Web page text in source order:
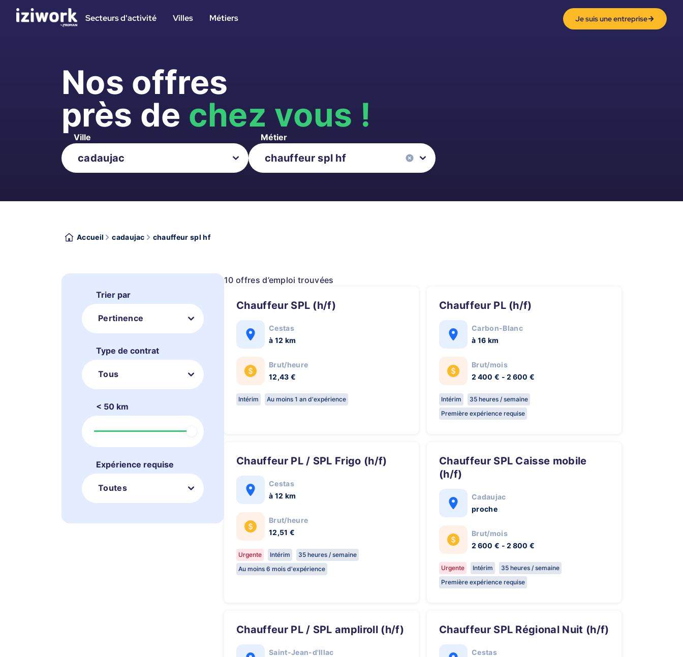
Secteurs d'activité Villes Métiers Je suis une entreprise
Nos offres
près de chez vous !
Ville Métier
Accueil cadaujac chauffeur spl hf
Trier par
Pertinence
Type de contrat
Tous
< 50 km
Expérience requise
Toutes
10 offres d’emploi trouvées
Chauffeur SPL (h/f)
Cestas
à 12 km
Brut/heure
12,43 €
Intérim Au moins 1 an d'expérience
Chauffeur PL (h/f)
Carbon-Blanc
à 16 km
Brut/mois
2 400 € - 2 600 €
Intérim
35 heures / semaine
Première expérience requise
Chauffeur PL / SPL Frigo (h/f)
Cestas
à 12 km
Brut/heure
12,51 €
Urgente Intérim
35 heures / semaine
Au moins 6 mois d'expérience
Chauffeur SPL Caisse mobile
(h/f)
Cadaujac
proche
Brut/mois
2 600 € - 2 800 €
Urgente Intérim
35 heures / semaine
Première expérience requise
Chauffeur PL / SPL ampliroll (h/f)
Saint-Jean-d'Illac
Chauffeur SPL Régional Nuit (h/f)
Cestas